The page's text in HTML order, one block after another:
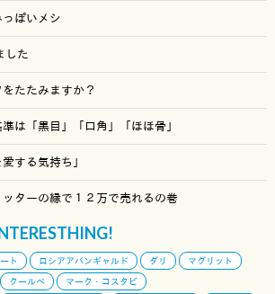
ぽいメシ
した
たたみますか？
は「黒目」「口角」「ほほ骨」
する気持ち」
ターの縁で１２万で売れるの巻
ト ロシアアバンギャルド ダリ
マグリット
クールベ
マーク・コスタビ